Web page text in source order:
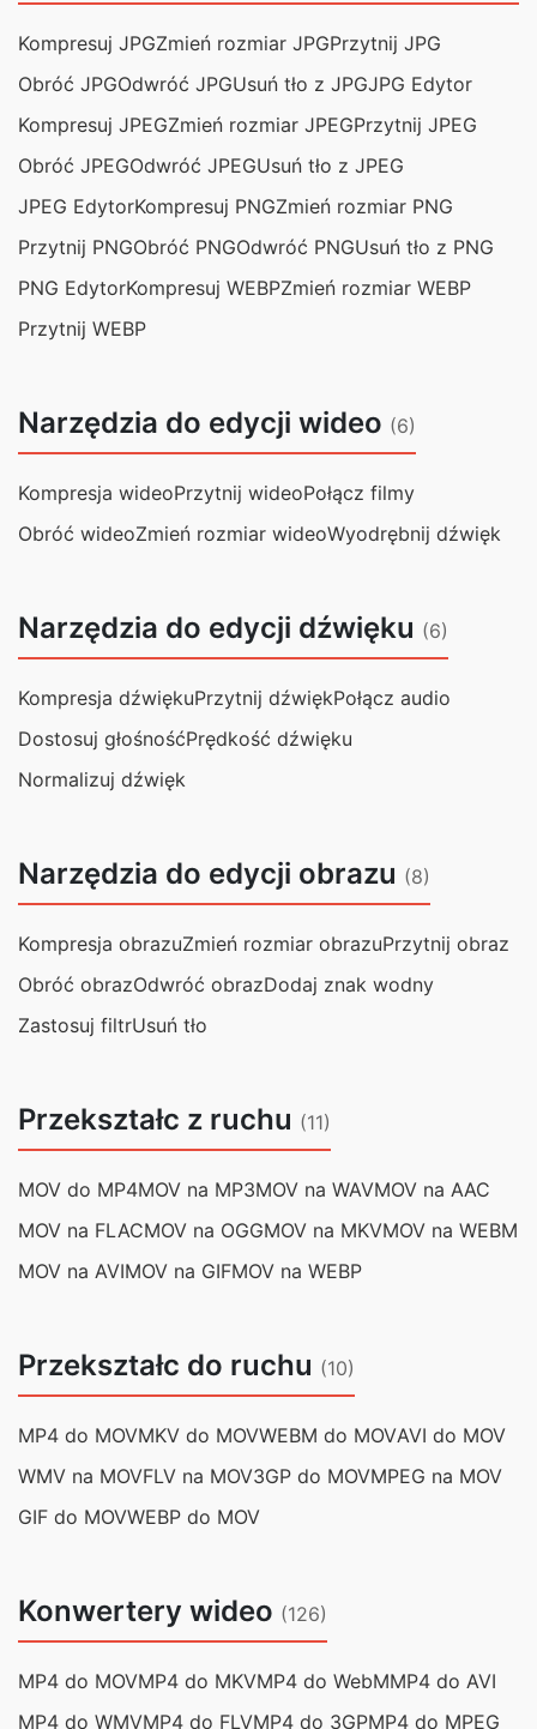
Kompresuj JPGZmień rozmiar JPGPrzytnij JPG
Obróć JPGOdwróć JPGUsuń tło z JPGJPG Edytor
Kompresuj JPEGZmień rozmiar JPEGPrzytnij JPEG
Obróć JPEGOdwróć JPEGUsuń tło z JPEG
JPEG EdytorKompresuj PNGZmień rozmiar PNG
Przytnij PNGObróć PNGOdwróć PNGUsuń tło z PNG
PNG EdytorKompresuj WEBPZmień rozmiar WEBP
Przytnij WEBP
Narzędzia do edycji wideo (6)
Kompresja wideoPrzytnij wideoPołącz filmy
Obróć wideoZmień rozmiar wideoWyodrębnij dźwięk
Narzędzia do edycji dźwięku (6)
Kompresja dźwiękuPrzytnij dźwiękPołącz audio
Dostosuj głośnośćPrędkość dźwięku
Normalizuj dźwięk
Narzędzia do edycji obrazu (8)
Kompresja obrazuZmień rozmiar obrazuPrzytnij obraz
Obróć obrazOdwróć obrazDodaj znak wodny
Zastosuj filtrUsuń tło
Przekształc z ruchu (11)
MOV do MP4MOV na MP3MOV na WAVMOV na AAC
MOV na FLACMOV na OGGMOV na MKVMOV na WEBM
MOV na AVIMOV na GIFMOV na WEBP
Przekształc do ruchu (10)
MP4 do MOVMKV do MOVWEBM do MOVAVI do MOV
WMV na MOVFLV na MOV3GP do MOVMPEG na MOV
GIF do MOVWEBP do MOV
Konwertery wideo (126)
MP4 do MOVMP4 do MKVMP4 do WebMMP4 do AVI
MP4 do WMVMP4 do FLVMP4 do 3GPMP4 do MPEG